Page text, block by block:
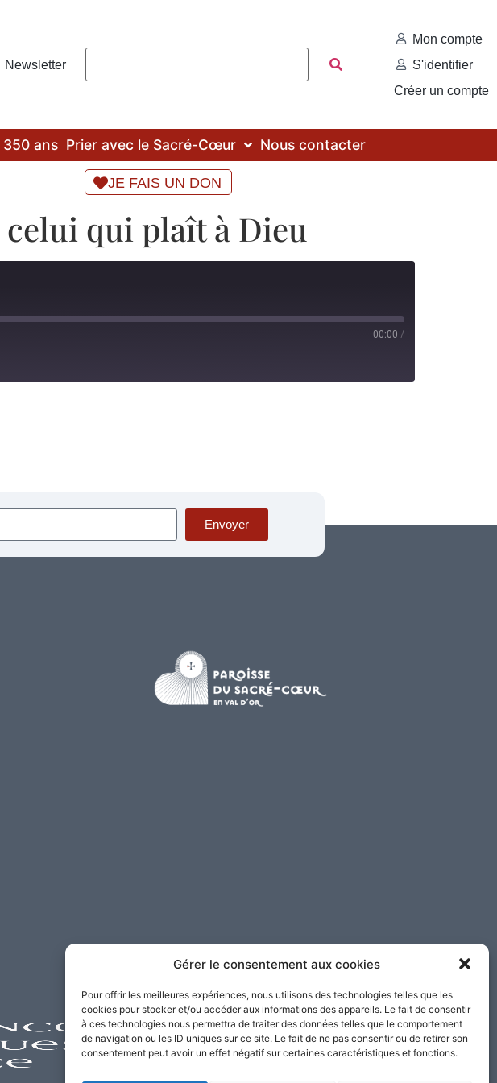
Gérer le consentement aux cookies
Pour offrir les meilleures expériences, nous utilisons des technologies telles que les
cookies pour stocker et/ou accéder aux informations des appareils. Le fait de consentir
à ces technologies nous permettra de traiter des données telles que le comportement
de navigation ou les ID uniques sur ce site. Le fait de ne pas consentir ou de retirer son
consentement peut avoir un effet négatif sur certaines caractéristiques et fonctions.
Newsletter
Mon compte
S'identifier
Créer un compte
350 ans Prier avec le Sacré-Cœur Nous contacter
JE FAIS UN DON
qui plaît à Dieu
00:00 /
Envoyer